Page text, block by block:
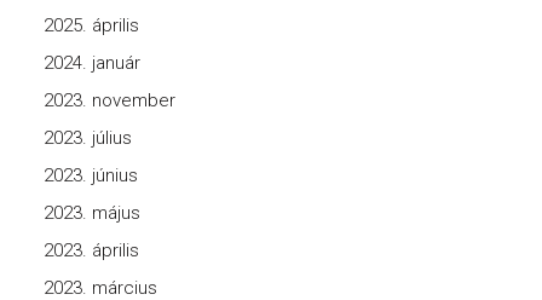
2025. április
2024. január
2023. november
2023. július
2023. június
2023. május
2023. április
2023. március